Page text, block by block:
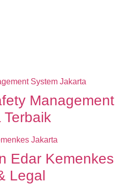
Management
Edar Kemenkes
Legal